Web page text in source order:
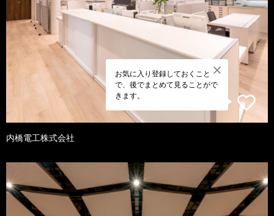
お気に入り登録しておくこと
で、後でまとめて見ることがで
きます。
内橋電工株式会社